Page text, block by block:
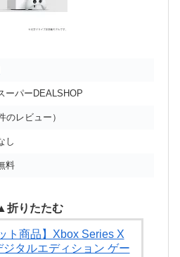
ーパーDEALSHOP
のレビュー）
し
料
折りたたむ
ト商品】Xbox Series X
ジタルエディション ゲー